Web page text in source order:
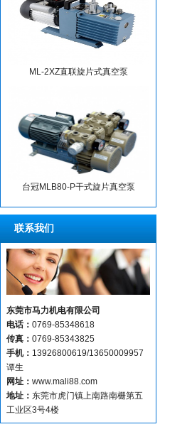
ML-2XZ直联旋片式真空泵
台冠MLB80-P干式旋片真空泵
联系我们
东莞市马力机电有限公司
电话： 0769-85348618
传真： 0769-85343825
手机： 13926800619/13650009957
谭生
网址： www.mali88.com
地址： 东莞市虎门镇上南路南栅第五
工业区3号4楼